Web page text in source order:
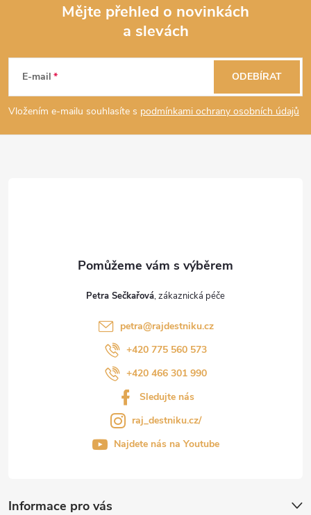
p
a
Mějte přehled o novinkách
a slevách
E-mail
Vložením e-mailu souhlasíte s podmínkami ochrany osobních údajů
ODEBÍRAT
Informace pro vás
Petra Sečkařová
petra@rajdestniku.cz
+420 775 560 573
+420 466 301 990
Sledujte nás
raj_destniku.cz/
Najdete nás na Youtube